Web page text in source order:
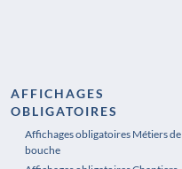
AFFICHAGES
OBLIGATOIRES
Affichages obligatoires Métiers de
bouche